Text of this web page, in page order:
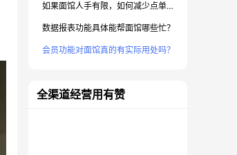
如果面馆人手有限，如何减少点单和收银出错？
数据报表功能具体能帮面馆哪些忙？
会员功能对面馆真的有实际用处吗？
全渠道经营用有赞